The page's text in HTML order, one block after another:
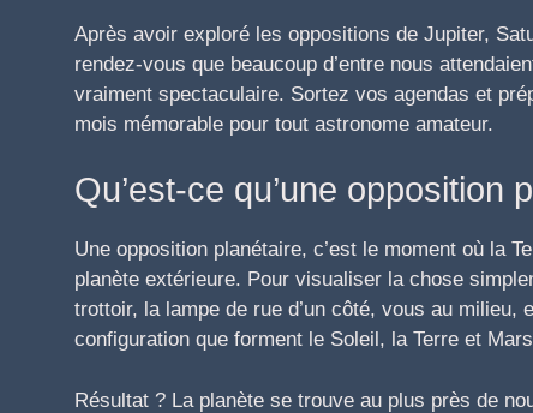
Après avoir exploré les oppositions de Jupiter,
rendez-vous que beaucoup d’entre nous
vraiment spectaculaire. Sortez vos agendas et
mois mémorable pour tout astronome amateur.
Qu’est-ce qu’une opposition
Une opposition planétaire, c’est le moment où la
planète extérieure. Pour visualiser la chose
trottoir, la lampe de rue d’un côté, vous au milieu,
configuration que forment le Soleil, la Terre et
Résultat ? La planète se trouve au plus près de